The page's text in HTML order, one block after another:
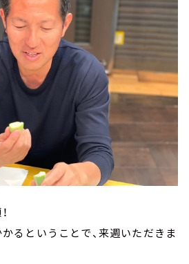
るということで、来週いただきま